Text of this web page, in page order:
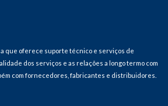
que oferece suporte técnico e serviços de
dos serviços e as relações a longo termo com
com fornecedores, fabricantes e distribuidores.